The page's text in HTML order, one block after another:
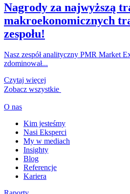
Nagrody za najwyższą
makroekonomicznych
zespołu!
Nasz zespół analityczny PMR Market
zdominował...
Czytaj więcej
Zobacz wszystkie
O nas
Kim jesteśmy
Nasi Eksperci
My w mediach
Insighty
Blog
Referencje
Kariera